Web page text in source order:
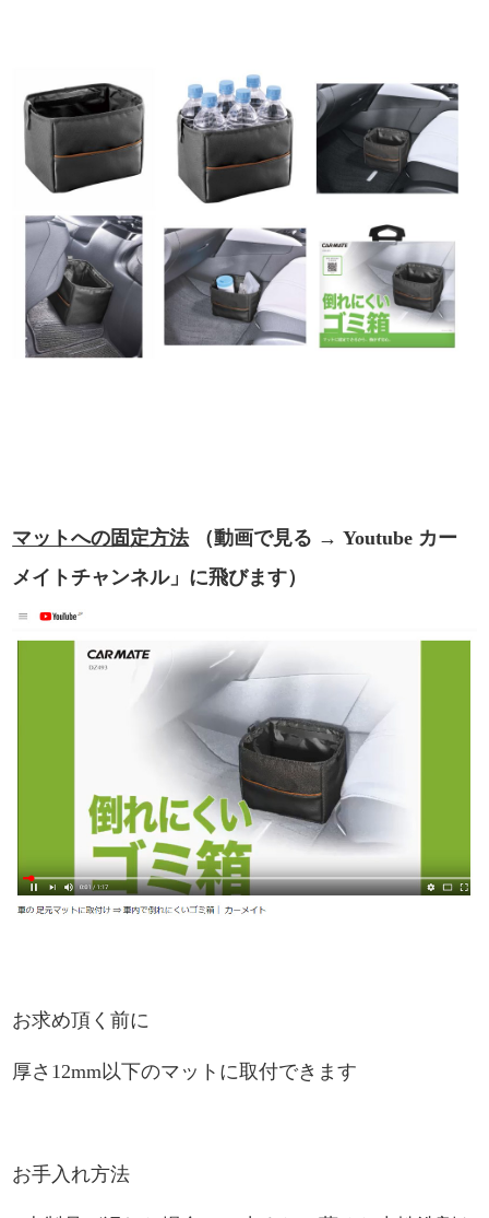
マットへの固定方法（動画で見る → Youtube カー
メイトチャンネル」に飛びます）
お求め頂く前に
厚さ12mm以下のマットに取付できます
お手入れ方法